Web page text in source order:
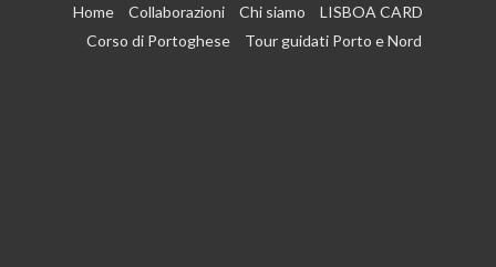
Home Collaborazioni Chi siamo
LISBOA CARD
Corso di Portoghese
Tour guidati Porto e Nord